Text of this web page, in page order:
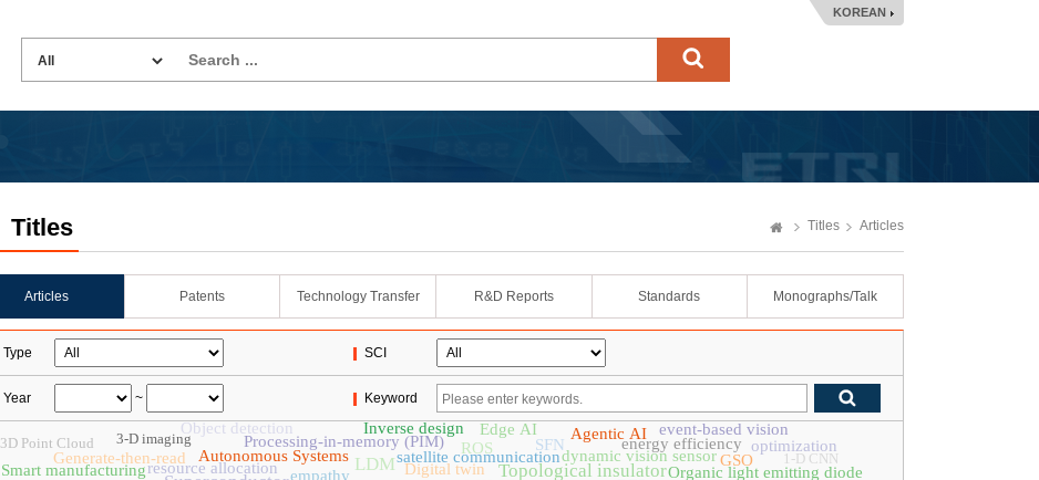
KOREAN
Titles Titles Articles
Articles Patents Technology Transfer R&D Reports Standards Monographs/Talk
Type SCI
Year ~ Keyword
Topological insulator
LDMsatellite communication
Autonomous Systems
Digital twin
Organic light emitting diode
dynamic vision sensor
ROS
Processing-in-memory (PIM)
resource allocation
energy efficiency
empathy
SFN
Agentic AI
GSO
Generate-then-read
Inverse design
Smart manufacturing
Edge AI
event-based vision
optimization
Object detection
3-D imaging
3D Point Cloud
1-D CNN